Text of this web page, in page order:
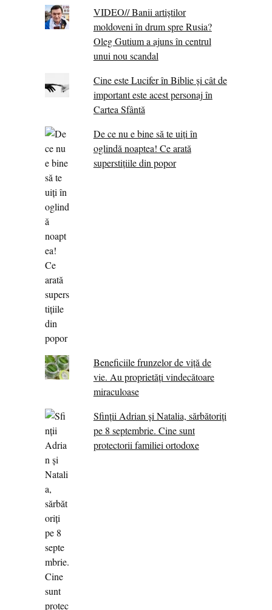
VIDEO// Banii artiștilor
moldoveni în drum spre Rusia?
Oleg Gutium a ajuns în centrul
unui nou scandal
Cine este Lucifer în Biblie și cât de
important este acest personaj în
Cartea Sfântă
De ce nu e bine să te uiți în
oglindă noaptea! Ce arată
superstițiile din popor
Beneficiile frunzelor de viță de
vie. Au proprietăţi vindecătoare
miraculoase
Sfinții Adrian și Natalia, sărbătoriți
pe 8 septembrie. Cine sunt
protectorii familiei ortodoxe